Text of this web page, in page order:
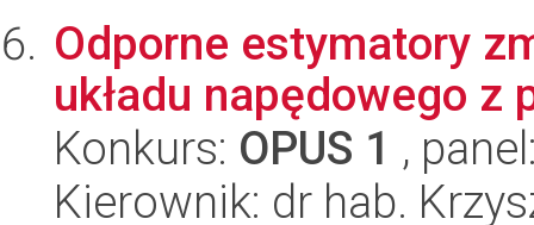
Odporne estymatory
układu napędowego z
Konkurs: OPUS 1 ,
Kierownik: dr hab.